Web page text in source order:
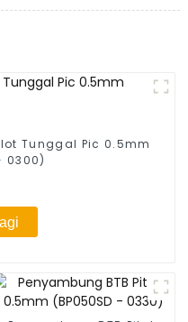
Tunggal Pic 0.5mm
0300)